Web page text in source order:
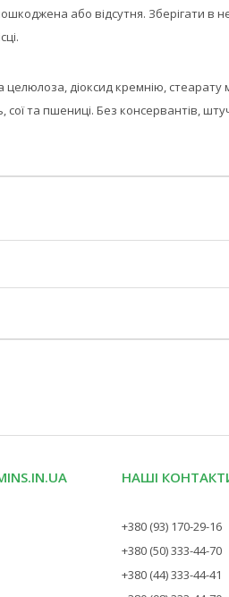
або відсутня. Зберігати в
целюлоза, діоксид кремнію, стеарату
сої та пшениці. Без консервантів,
НАШІ
+380 (93) 170-29-16
+380 (50) 333-44-70
+380 (44) 333-44-41